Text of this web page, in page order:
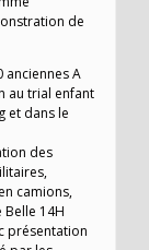
de
anciennes A
au trial enfant
et dans le
des
camions,
14H
présentation